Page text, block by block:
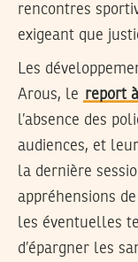
rencontres
exigeant que
Les
Arous, le report
l’absence des
audiences, et
la dernière
appréhensions
les éventuelles
d’épargner les